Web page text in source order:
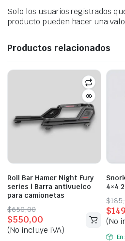
Solo los usuarios registrados
producto pueden hacer una
Productos relacionados
Roll Bar Hamer Night Fury
series | Barra antivuelco
para camionetas
$650,00
Original
price
was:
$550,00
Current
price
is:
(No incluye IVA)
4×4
$
was:
$
is:
(No